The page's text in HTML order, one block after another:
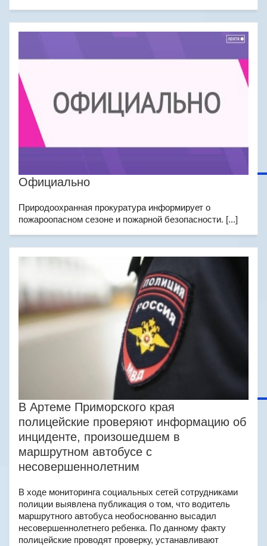
Официально
Природоохранная прокуратура информирует о
пожароопасном сезоне и пожарной безопасности. [...]
В Артеме Приморского края
полицейские проверяют информацию об
инциденте, произошедшем в
маршрутном автобусе с
несовершеннолетним
В ходе мониторинга социальных сетей сотрудниками
полиции выявлена публикация о том, что водитель
маршрутного автобуса необоснованно высадил
несовершеннолетнего ребенка. По данному факту
полицейские проводят проверку, устанавливают